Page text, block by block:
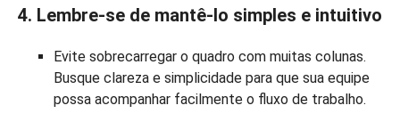
4. Lembre-se de mantê-lo simples e intuitivo
Evite sobrecarregar o quadro com muitas colunas.
Busque clareza e simplicidade para que sua equipe
possa acompanhar facilmente o fluxo de trabalho.